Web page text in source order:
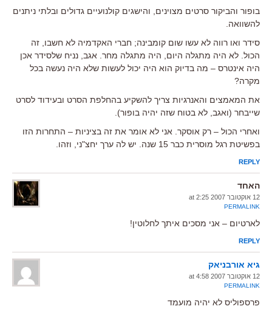
בופור והביקור סרטים מצוינים, והישגים קולנועיים גדולים ובלתי ניתנים
להשוואה.
סידר ואו רווה לא עשו שום קומבינה; חברי האקדמיה לא חשבו, זה
הכול. לא היה מתגלה היום, היה מתגלה מחר. אגב, נניח שלסידר אכן
היה אינטרס – מה בדיוק הוא היה יכול לעשות שלא היה נעשה בכל
מקרה?
את המאמצים והאנרגיות צריך להשקיע בהחלפת הסרט ובעידוד לסרט
שייבחר (ואגב, לא בטוח שזה יהיה בופור).
ואחרי הכול – רק אוסקר. אני לא אומר את זה בציניות – התחרות הזו
בפשיטת רגל מוסרית כבר 15 שנה. יש לה ערך יחצ"ני, וזהו.
REPLY
האחד
12 אוקטובר 2007 at 2:25
PERMALINK
לארטיום – אני מסכים איתך לחלוטין!
REPLY
גיא אורבניאק
12 אוקטובר 2007 at 4:58
PERMALINK
פרספוליס לא יהיה מועמד